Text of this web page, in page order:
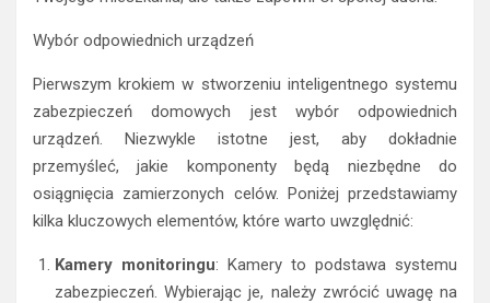
Wybór odpowiednich urządzeń
Pierwszym krokiem w stworzeniu inteligentnego systemu
zabezpieczeń domowych jest wybór odpowiednich
urządzeń. Niezwykle istotne jest, aby dokładnie
przemyśleć, jakie komponenty będą niezbędne do
osiągnięcia zamierzonych celów. Poniżej przedstawiamy
kilka kluczowych elementów, które warto uwzględnić:
Kamery monitoringu: Kamery to podstawa systemu
zabezpieczeń. Wybierając je, należy zwrócić uwagę na